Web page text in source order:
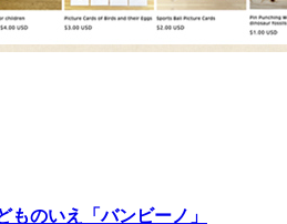
ものいえ「バンビーノ」